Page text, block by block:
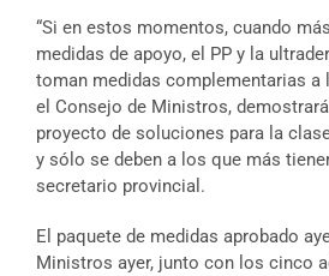
“Si en estos momentos, cuando
medidas de apoyo, el PP y la
toman medidas complementarias a
el Consejo de Ministros,
proyecto de soluciones para la
y sólo se deben a los que más
secretario provincial.
El paquete de medidas aprobado
Ministros ayer, junto con los cinco